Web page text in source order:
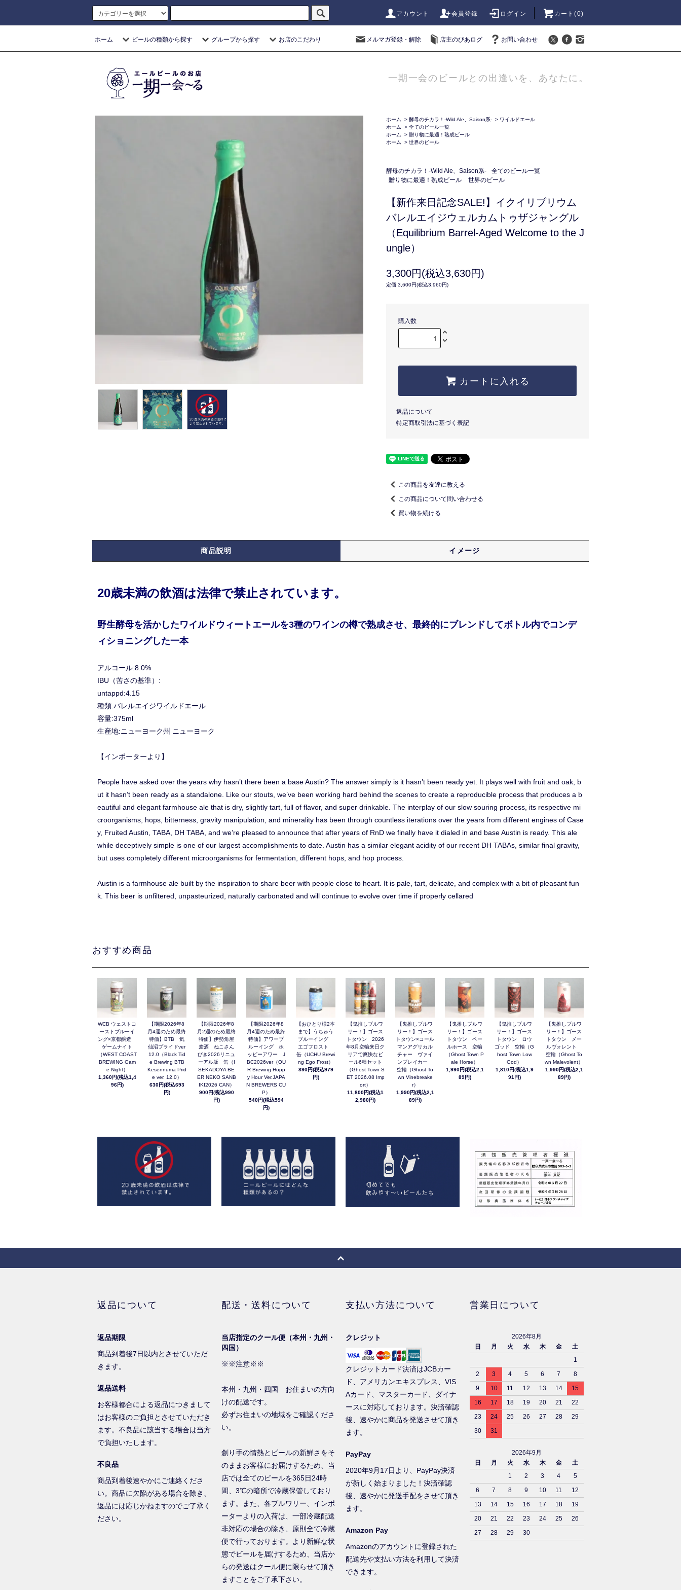
アカウント 会員登録 ログイン カート(0)
ホーム ビールの種類から探す グループから探す お店のこだわり メルマガ登録・解除 店主のびあログ お問い合わせ
一期一会のビールとの出逢いを、あなたに。
ホーム > 酵母のチカラ！-Wild Ale、Saison系- > ワイルドエール
ホーム
> 全てのビール一覧
ホーム
> 贈り物に最適！熟成ビール
ホーム
> 世界のビール
酵母のチカラ！-Wild Ale、Saison系-
全てのビール一覧
贈り物に最適！熟成ビール
世界のビール
【新作来日記念SALE!】イクイリブリウム
バレルエイジウェルカムトゥザジャングル
（Equilibrium Barrel-Aged Welcome to the J
ungle）
3,300円(税込3,630円)
定価 3,600円(税込3,960円)
購入数
カートに入れる
返品について
特定商取引法に基づく表記
この商品を友達に教える
この商品について問い合わせる
買い物を続ける
商品説明 イメージ
20歳未満の飲酒は法律で禁止されています。
野生酵母を活かしたワイルドウィートエールを3種のワインの樽で熟成させ、最終的にブレンドしてボトル内でコンデ
ィショニングした一本
アルコール:8.0%
IBU（苦さの基準）:
untappd:4.15
種類:バレルエイジワイルドエール
容量:375ml
生産地:ニューヨーク州 ニューヨーク
【インポーターより】
People have asked over the years why hasn’t there been a base Austin? The answer simply is it hasn’t been ready yet. It plays well with fruit and oak, b
ut it hasn’t been ready as a standalone. Like our stouts, we’ve been working hard behind the scenes to create a reproducible process that produces a b
eautiful and elegant farmhouse ale that is dry, slightly tart, full of flavor, and super drinkable. The interplay of our slow souring process, its respective mi
croorganisms, hops, bitterness, gravity manipulation, and minerality has been through countless iterations over the years from different engines of Case
y, Fruited Austin, TABA, DH TABA, and we’re pleased to announce that after years of RnD we finally have it dialed in and base Austin is ready. This ale
while deceptively simple is one of our largest accomplishments to date. Austin has a similar elegant acidity of our recent DH TABAs, similar final gravity,
but uses completely different microorganisms for fermentation, different hops, and hop process.
Austin is a farmhouse ale built by the inspiration to share beer with people close to heart. It is pale, tart, delicate, and complex with a bit of pleasant fun
k. This beer is unfiltered, unpasteurized, naturally carbonated and will continue to evolve over time if properly cellared
おすすめ商品
WCB ウェストコ
ーストブルーイ
ング×京都醸造
ゲームナイト
（WEST COAST
BREWING Gam
e Night）
1,360円(税込1,4
96円)
【期限2026年8
月4週のため最終
特価】BTB 気
仙沼プライドver
12.0（Black Tid
e Brewing BTB
Kesennuma Prid
e ver. 12.0）
630円(税込693
円)
【期限2026年8
月2週のため最終
特価】伊勢角屋
麦酒 ねこさん
びき2026リニュ
ーアル版 缶（I
SEKADOYA BE
ER NEKO SANB
IKI2026 CAN）
900円(税込990
円)
【期限2026年8
月4週のため最終
特価】アワーブ
ルーイング ホ
ッピーアワー J
BC2026ver（OU
R Brewing Hopp
y Hour Ver.JAPA
N BREWERS CU
P）
540円(税込594
円)
【おひとり様2本
まで】うちゅう
ブルーイング
エゴフロスト
缶（UCHU Brewi
ng Ego Frost）
890円(税込979
円)
【鬼推しブルワ
リー！】ゴース
トタウン 2026
年8月空輸来日ク
リアで爽快なビ
ール6種セット
（Ghost Town S
ET 2026.08 Imp
ort）
11,800円(税込1
2,980円)
【鬼推しブルワ
リー！】ゴース
トタウン×コール
マンアグリカル
チャー ヴァイ
ンブレイカー
空輸（Ghost To
wn Vinebreake
r）
1,990円(税込2,1
89円)
【鬼推しブルワ
リー！】ゴース
トタウン ペー
ルホース 空輸
（Ghost Town P
ale Horse）
1,990円(税込2,1
89円)
【鬼推しブルワ
リー！】ゴース
トタウン ロウ
ゴッド 空輸（G
host Town Low
God）
1,810円(税込1,9
91円)
【鬼推しブルワ
リー！】ゴース
トタウン メー
ルヴォレント
空輸（Ghost To
wn Malevolent）
1,990円(税込2,1
89円)
返品について
返品期限
商品到着後7日以内とさせていただ
きます。
返品送料
お客様都合による返品につきまして
はお客様のご負担とさせていただき
ます。不良品に該当する場合は当方
で負担いたします。
不良品
商品到着後速やかにご連絡くださ
い。商品に欠陥がある場合を除き、
返品には応じかねますのでご了承く
ださい。
配送・送料について
当店指定のクール便（本州・九州・
四国）
※※注意※※
本州・九州・四国 お住まいの方向
けの配送です。
必ずお住まいの地域をご確認くださ
い。
創り手の情熱とビールの新鮮さをそ
のままお客様にお届けするため、当
店では全てのビールを365日24時
間、3℃の暗所で冷蔵保管しており
ます。また、各ブルワリー、インポ
ーターよりの入荷は、一部冷蔵配送
非対応の場合の除き、原則全て冷蔵
便で行っております。より新鮮な状
態でビールを届けするため、当店か
らの発送はクール便に限らせて頂き
ますことをご了承下さい。
支払い方法について
クレジット
クレジットカード決済はJCBカー
ド、アメリカンエキスプレス、VIS
Aカード、マスターカード、ダイナ
ースに対応しております。決済確認
後、速やかに商品を発送させて頂き
ます。
PayPay
2020年9月17日より、PayPay決済
が新しく始まりました！決済確認
後、速やかに発送手配をさせて頂き
ます。
Amazon Pay
Amazonのアカウントに登録された
配送先や支払い方法を利用して決済
できます。
営業日について
2026年8月
日
月 火 水 木 金
土
1
2
3 4 5 6 7
8
9
10 11 12 13 14
15
16
17 18 19 20 21
22
23
24 25 26 27 28
29
30
31
2026年9月
日
月 火 水 木 金
土
1
2 3 4
5
6
7 8 9 10 11
12
13
14 15 16 17 18
19
20
21 22 23 24 25
26
27
28 29 30